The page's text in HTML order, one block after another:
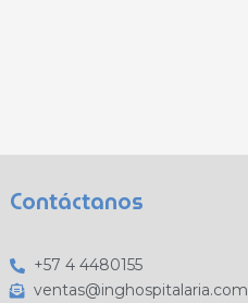
Contáctanos
+57 4 4480155
ventas@inghospitalaria.com